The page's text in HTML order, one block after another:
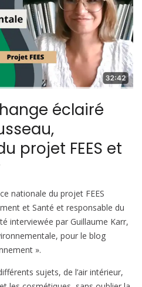
éclairé
projet FEES et
nationale du projet FEES
et Santé et responsable du
interviewée par Guillaume Karr,
pour le blog
».
sujets, de l’air intérieur,